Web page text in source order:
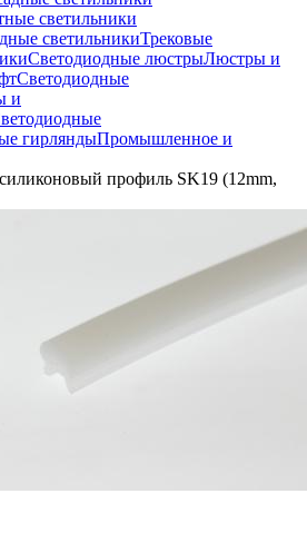
светильники
светильникиТрековые
Светодиодные люстрыЛюстры и
Светодиодные
и
гирляндыПромышленное и
профиль SK19 (12mm,